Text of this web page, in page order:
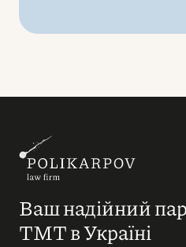
Ваш надійний
ТМТ в Україні